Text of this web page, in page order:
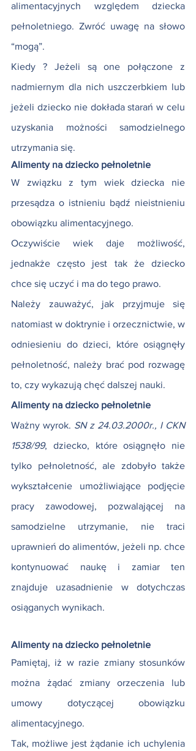
alimentacyjnych względem dziecka
pełnoletniego. Zwróć uwagę na słowo
“mogą”.
Kiedy ? Jeżeli są one połączone z
nadmiernym dla nich uszczerbkiem lub
jeżeli dziecko nie dokłada starań w celu
uzyskania możności samodzielnego
utrzymania się.
Alimenty na dziecko pełnoletnie
W związku z tym wiek dziecka nie
przesądza o istnieniu bądź nieistnieniu
obowiązku alimentacyjnego.
Oczywiście wiek daje możliwość,
jednakże często jest tak że dziecko
chce się uczyć i ma do tego prawo.
Należy zauważyć, jak przyjmuje się
natomiast w doktrynie i orzecznictwie, w
odniesieniu do dzieci, które osiągnęły
pełnoletność, należy brać pod rozwagę
to, czy wykazują chęć dalszej nauki.
Alimenty na dziecko pełnoletnie
Ważny wyrok. SN z 24.03.2000r., I CKN
1538/99, dziecko, które osiągnęło nie
tylko pełnoletność, ale zdobyło także
wykształcenie umożliwiające podjęcie
pracy zawodowej, pozwalającej na
samodzielne utrzymanie, nie traci
uprawnień do alimentów, jeżeli np. chce
kontynuować naukę i zamiar ten
znajduje uzasadnienie w dotychczas
osiąganych wynikach.
Alimenty na dziecko pełnoletnie
Pamiętaj, iż w razie zmiany stosunków
można żądać zmiany orzeczenia lub
umowy dotyczącej obowiązku
alimentacyjnego.
Tak, możliwe jest żądanie ich uchylenia